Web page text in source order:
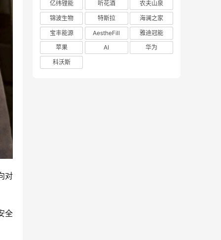
对
全
亿纬锂能
听花酒
农夫山泉
锦波生物
特斯拉
海澜之家
宝丰能源
AestheFill
雅迪冠能
苹果
AI
华为
科沃斯